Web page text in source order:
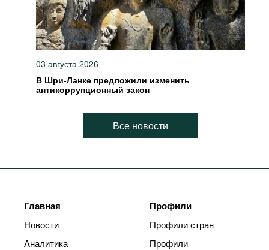
03 августа 2026
В Шри-Ланке предложили изменить
антикоррупционный закон
Все новости
Главная
Новости
Аналитика
Профили
Профили стран
Профили